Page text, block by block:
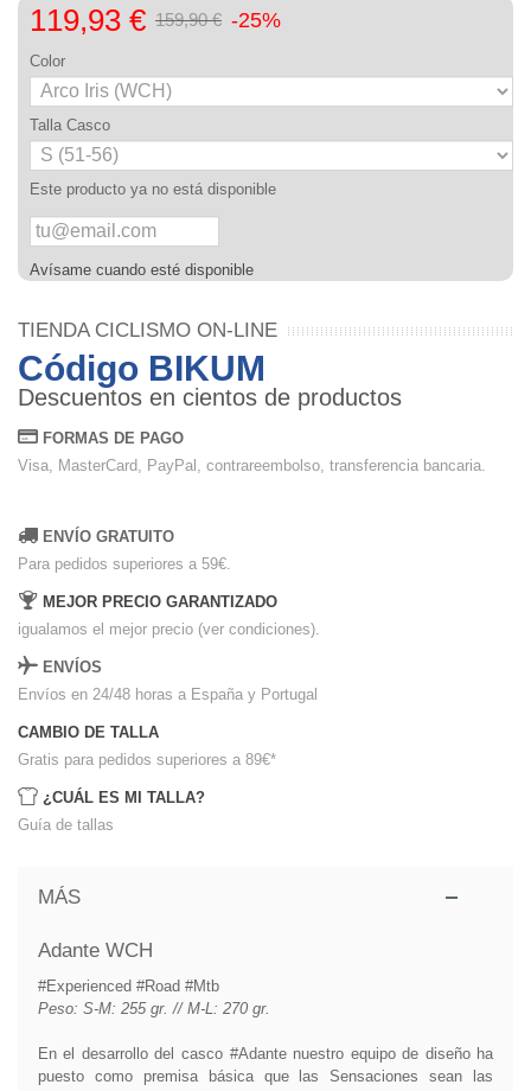
119,93 € 159,90 € -25%
Color
Talla Casco
Este producto ya no está disponible
Avísame cuando esté disponible
TIENDA CICLISMO ON-LINE
Código BIKUM
Descuentos en cientos de productos
FORMAS DE PAGO
Visa, MasterCard, PayPal, contrareembolso, transferencia bancaria.
ENVÍO GRATUITO
Para pedidos superiores a 59€.
MEJOR PRECIO GARANTIZADO
igualamos el mejor precio (ver condiciones).
ENVÍOS
Envíos en 24/48 horas a España y Portugal
CAMBIO DE TALLA
Gratis para pedidos superiores a 89€*
¿CUÁL ES MI TALLA?
Guía de tallas
MÁS
Adante WCH
#Experienced #Road #Mtb
Peso: S-M: 255 gr. // M-L: 270 gr.
En el desarrollo del casco #Adante nuestro equipo de diseño ha
puesto como premisa básica que las Sensaciones sean las